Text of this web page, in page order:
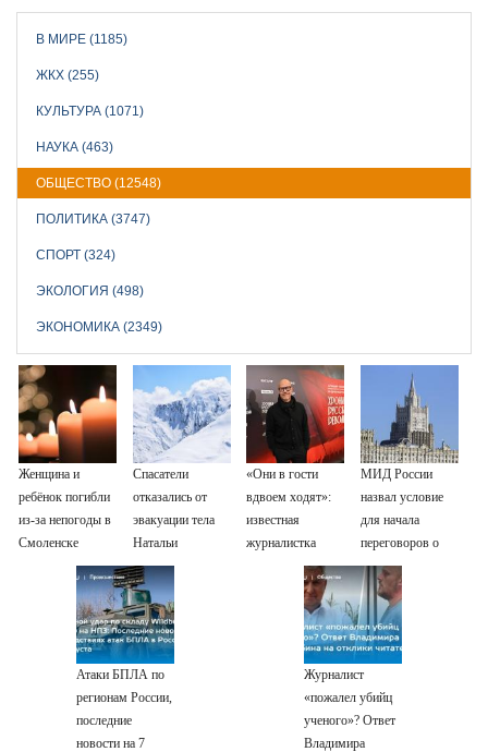
В МИРЕ (1185)
ЖКХ (255)
КУЛЬТУРА (1071)
НАУКА (463)
ОБЩЕСТВО (12548)
ПОЛИТИКА (3747)
СПОРТ (324)
ЭКОЛОГИЯ (498)
ЭКОНОМИКА (2349)
Женщина и
ребёнок погибли
из-за непогоды в
Смоленске
Спасатели
отказались от
эвакуации тела
Натальи
Наговицыной с
семитысячника
«Они в гости
вдвоем ходят»:
известная
журналистка
подтвердила
Бондарчука и
МИД России
назвал условие
для начала
переговоров о
мире с Украиной
Атаки БПЛА по
регионам России,
последние
новости на 7
Журналист
«пожалел убийц
ученого»? Ответ
Владимира